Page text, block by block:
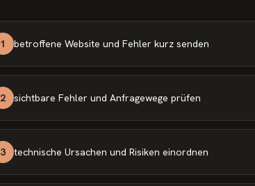
1 betroffene Website und Fehler kurz senden
2 sichtbare Fehler und Anfragewege prüfen
3 technische Ursachen und Risiken einordnen